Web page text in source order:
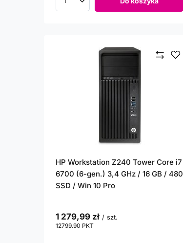
Ilość produktów
HP Workstation Z240 Tower Core i7
6700 (6-gen.) 3,4 GHz / 16 GB / 480
SSD / Win 10 Pro
1 279,99 zł / szt.
12799.90 PKT